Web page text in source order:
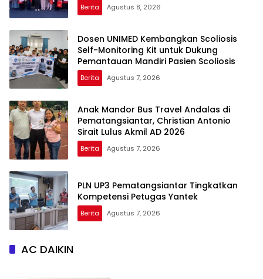
Berita Agustus 8, 2026
Dosen UNIMED Kembangkan Scoliosis
Self-Monitoring Kit untuk Dukung
Pemantauan Mandiri Pasien Scoliosis
Berita Agustus 7, 2026
Anak Mandor Bus Travel Andalas di
Pematangsiantar, Christian Antonio
Sirait Lulus Akmil AD 2026
Berita Agustus 7, 2026
PLN UP3 Pematangsiantar Tingkatkan
Kompetensi Petugas Yantek
Berita Agustus 7, 2026
AC DAIKIN